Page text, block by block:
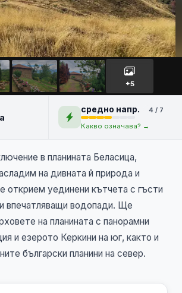
и село Долене
+5
средно напр.
4 / 7
Какво означава? →
в планината Беласица,
на дивната й природа и
открием уединени кътчета с гъсти
впечатляващи водопади. Ще
на планината с панорамни
и езерото Керкини на юг, както и
български планини на север.